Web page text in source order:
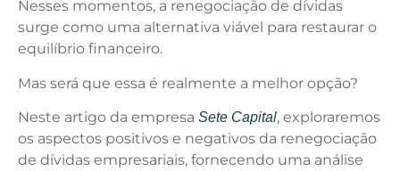
Nesses momentos, a renegociação de dívidas
surge como uma alternativa viável para restaurar o
equilíbrio financeiro.
Mas será que essa é realmente a melhor opção?
Neste artigo da empresa Sete Capital, exploraremos
os aspectos positivos e negativos da renegociação
de dívidas empresariais, fornecendo uma análise